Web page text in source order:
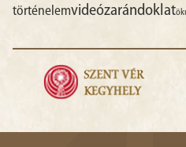
történelemvideózarándoklat